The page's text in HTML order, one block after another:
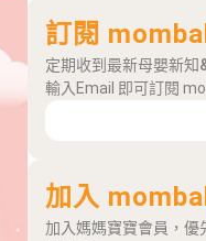
訂閱
定期收到最新母嬰新知
輸入Email 即可訂閱
加入
加入媽媽寶寶會員，優